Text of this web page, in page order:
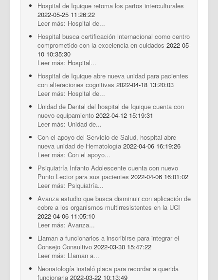
Hospital de Iquique retoma los partos interculturales
2022-05-25 11:26:22
Leer más: Hospital de...
Hospital busca certificación internacional como centro
comprometido con la excelencia en cuidados 2022-05-
10 10:35:30
Leer más: Hospital...
Hospital de Iquique abre nueva unidad para pacientes
con alteraciones cognitivas 2022-04-18 13:20:03
Leer más: Hospital de...
Unidad de Dental del hospital de Iquique cuenta con
nuevo equipamiento 2022-04-12 15:19:31
Leer más: Unidad de...
Con el apoyo del Servicio de Salud, hospital abre
nueva unidad de Hematología 2022-04-06 16:19:26
Leer más: Con el apoyo...
Psiquiatría Infanto Adolescente cuenta con nuevo
Punto Lector para sus pacientes 2022-04-06 16:01:02
Leer más: Psiquiatría...
Avanza estudio que busca disminuir con aplicación de
cobre a los organismos multirresistentes en la UCI
2022-04-06 11:05:10
Leer más: Avanza...
Llaman a funcionarios a inscribirse para integrar el
Consejo Consultivo 2022-03-30 15:47:22
Leer más: Llaman a...
Neonatología instaló placa para recordar a querida
funcionaria 2022-03-22 10:13:49